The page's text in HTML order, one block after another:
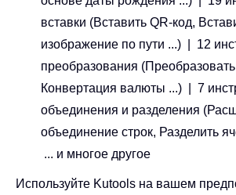
вставки (Вставить QR-код,
изображение по пути ...) | 12
преобразования
Конвертация валюты ...) | 7
объединения и разделения
объединение строк, Разделить
... и многое другое
Используйте Kutools на вашем